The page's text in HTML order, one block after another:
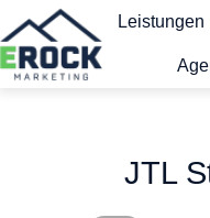
Leistungen
JTL